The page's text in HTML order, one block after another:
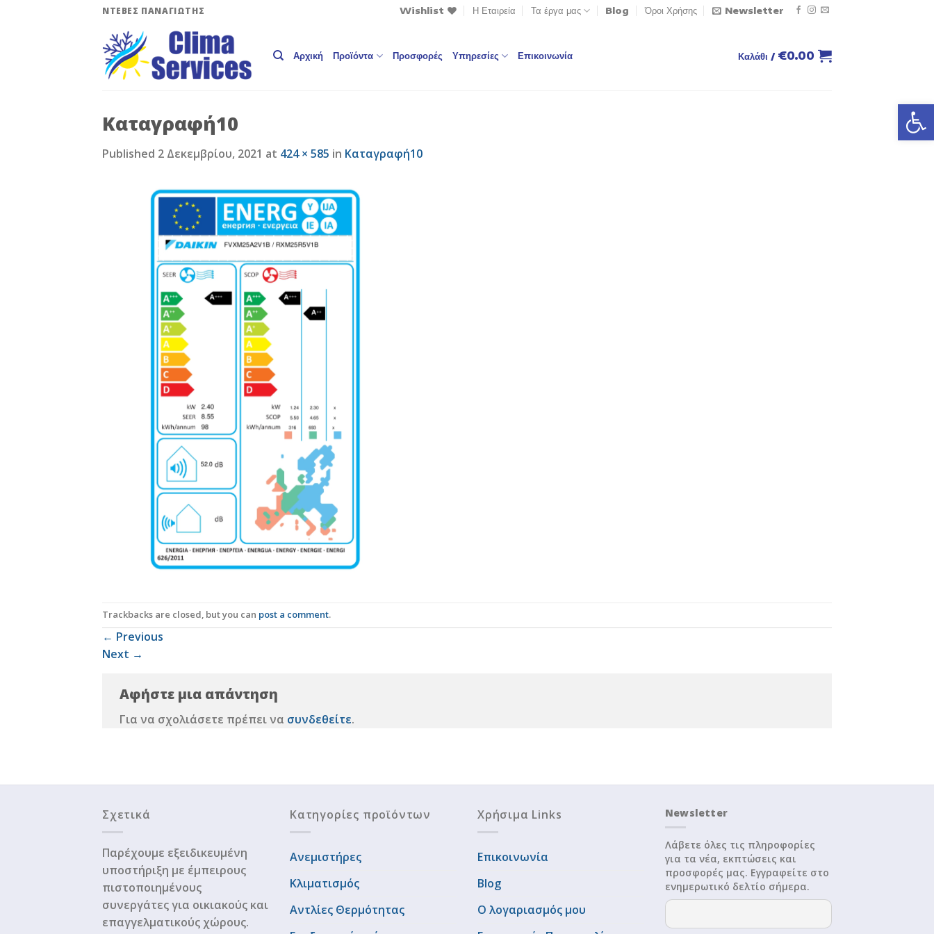
ΝΤΕΒΕΣ ΠΑΝΑΓΙΩΤΗΣ Wishlist Η Εταιρεία Τα έργα μας Blog Όροι Χρήσης Newsletter
Αρχική Προϊόντα Προσφορές Υπηρεσίες Επικοινωνία Καλάθι / €0.00
Καταγραφή10
Published 2 Δεκεμβρίου, 2021 at 424 × 585 in Καταγραφή10
Trackbacks are closed, but you can post a comment.
← Previous
Next →
Αφήστε μια απάντηση
Για να σχολιάσετε πρέπει να συνδεθείτε.
Σχετικά
Παρέχουμε εξειδικευμένη
υποστήριξη με έμπειρους
πιστοποιημένους
συνεργάτες για οικιακούς και
επαγγελματικούς χώρους.
Κατηγορίες προϊόντων
Ανεμιστήρες
Κλιματισμός
Αντλίες Θερμότητας
Χρήσιμα Links
Επικοινωνία
Blog
Ο λογαριασμός μου
Newsletter
Λάβετε όλες τις πληροφορίες
για τα νέα, εκπτώσεις και
προσφορές μας. Εγγραφείτε στο
ενημερωτικό δελτίο σήμερα.